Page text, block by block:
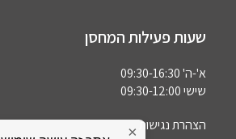
שעות פעילות המחסן
א'-ה' 09:30-16:30
שישי 09:30-12:00
הצהרת נגישות×